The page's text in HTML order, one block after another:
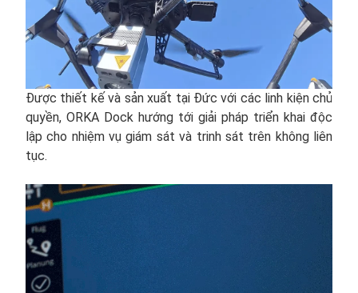
Được thiết kế và sản xuất tại Đức với các linh kiện chủ
quyền, ORKA Dock hướng tới giải pháp triển khai độc
lập cho nhiệm vụ giám sát và trinh sát trên không liên
tục.